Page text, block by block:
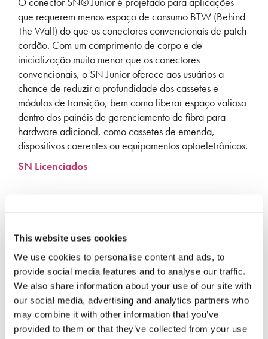
This website uses cookies
We use cookies to personalise content and ads, to
provide social media features and to analyse our traffic.
We also share information about your use of our site with
our social media, advertising and analytics partners who
may combine it with other information that you’ve
provided to them or that they’ve collected from your use
que requerem menos espaço de consumo BTW (Behind
The Wall) do que os conectores convencionais de patch
cordão. Com um comprimento de corpo e de
inicialização muito menor que os conectores
convencionais, o SN Junior oferece aos usuários a
chance de reduzir a profundidade dos cassetes e
módulos de transição, bem como liberar espaço valioso
dentro dos painéis de gerenciamento de fibra para
hardware adicional, como cassetes de emenda,
dispositivos coerentes ou equipamentos optoeletrônicos.
SN Licenciados
Extra pequeno para instalações de espaço
limitado